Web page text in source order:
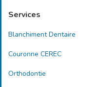
Services
Blanchiment Dentaire
Couronne CEREC
Orthodontie